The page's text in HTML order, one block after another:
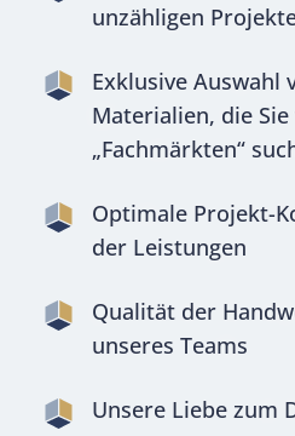
unzähligen
Exklusive Auswahl
Materialien, die
„Fachmärkten“
Optimale Projekt-
der Leistungen
Qualität der
unseres Teams
Unsere Liebe zum